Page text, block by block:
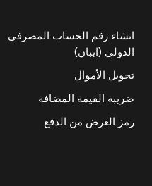
انشاء رقم الحساب المصرفي
الدولي (ايبان)
تحويل الأموال
ضريبة القيمة المضافة
رمز الغرض من الدفع